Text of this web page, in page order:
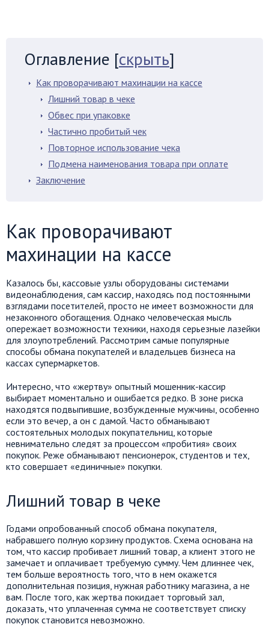
Оглавление [скрыть]
Как проворачивают махинации на кассе
Лишний товар в чеке
Обвес при упаковке
Частично пробитый чек
Повторное использование чека
Подмена наименования товара при оплате
Заключение
Как проворачивают
махинации на кассе
Казалось бы, кассовые узлы оборудованы системами
видеонаблюдения, сам кассир, находясь под постоянными
взглядами посетителей, просто не имеет возможности для
незаконного обогащения. Однако человеческая мысль
опережает возможности техники, находя серьезные лазейки
для злоупотреблений. Рассмотрим самые популярные
способы обмана покупателей и владельцев бизнеса на
кассах супермаркетов.
Интересно, что «жертву» опытный мошенник-кассир
выбирает моментально и ошибается редко. В зоне риска
находятся подвыпившие, возбужденные мужчины, особенно
если это вечер, а он с дамой. Часто обманывают
состоятельных молодых покупательниц, которые
невнимательно следят за процессом «пробития» своих
покупок. Реже обманывают пенсионерок, студентов и тех,
кто совершает «единичные» покупки.
Лишний товар в чеке
Годами опробованный способ обмана покупателя,
набравшего полную корзину продуктов. Схема основана на
том, что кассир пробивает лишний товар, а клиент этого не
замечает и оплачивает требуемую сумму. Чем длиннее чек,
тем больше вероятность того, что в нем окажется
дополнительная позиция, нужная работнику магазина, а не
вам. После того, как жертва покидает торговый зал,
доказать, что уплаченная сумма не соответствует списку
покупок становится невозможно.